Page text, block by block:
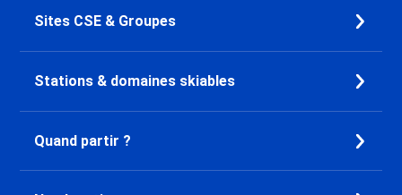
Location Brides les Bains
Location Méribel Les Allues
1200
Location Méribel Mottaret 1850
Location Méribel Altiport 1700
Sites CSE & Groupes
Stations & domaines skiables
Quand partir ?